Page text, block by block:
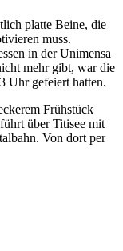
platte Beine, die
muss.
in der Unimensa
mehr gibt, war die
Uhr gefeiert hatten.
Frühstück
über Titisee mit
Von dort per